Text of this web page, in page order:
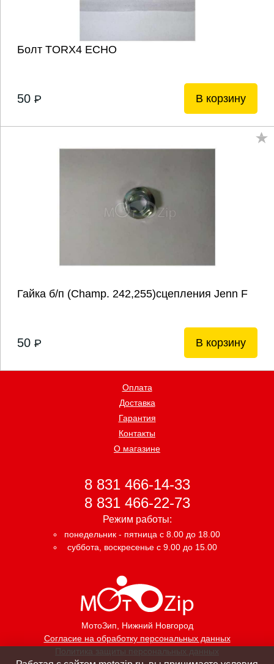
Болт TORX4 ECHO
50 P В корзину
Гайка б/п (Champ. 242,255)сцепления Jenn F
50 P В корзину
МотоЗип, Нижний Новгород
Согласие на обработку персональных данных
Политика защиты персональных данных
Оплата
Доставка
Гарантия
Контакты
О магазине
8 831 466-14-33
8 831 466-22-73
Режим работы:
понедельник - пятница с 8.00 до 18.00
суббота, воскресенье с 9.00 до 15.00